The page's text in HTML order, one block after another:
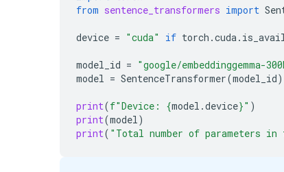
from sentence_transformers import
device = "cuda" if torch .cuda.
model_id = "google/embeddinggemma-
model = SentenceTransformer(model_id)
print(f"Device: {model .device}" )
print(model)
print( "Total number of parameters in